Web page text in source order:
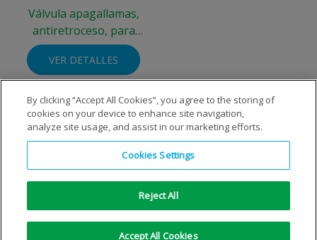
Válvula apagallamas,
antiretroceso, para
acetileno, en
botellasIntegra®.
VER DETALLES
Copyright © 1996-2026 © S.E. de Carburos Metálicos, S.A.
Todos los derechos reservados|Aviso Legal|Aviso de
Aviso de cookies
By clicking “Accept All Cookies”, you agree to the storing of
cookies on your device to enhance site navigation,
analyze site usage, and assist in our marketing efforts.
Cookies Settings
Reject All
Accept All Cookies